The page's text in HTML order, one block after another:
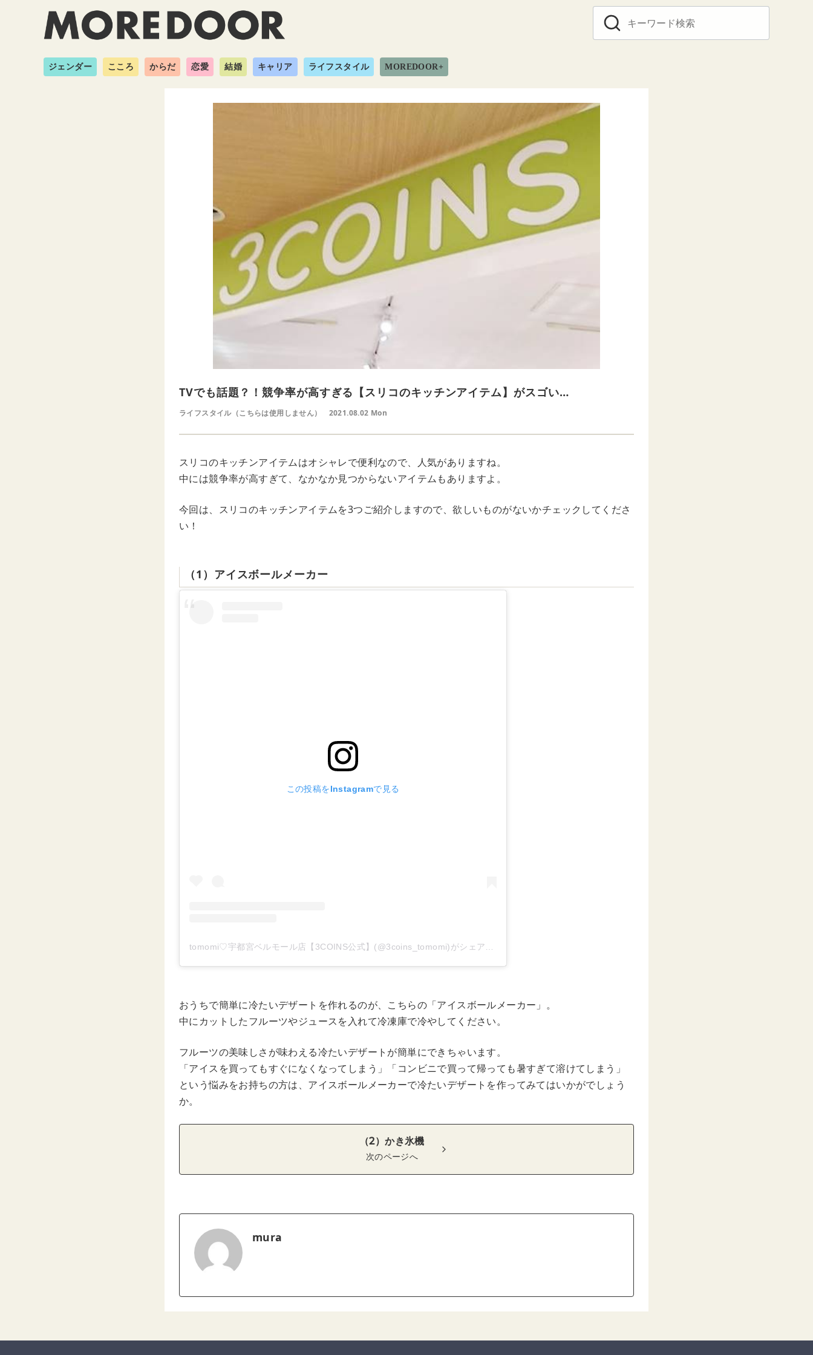
ジェンダー こころ からだ 恋愛 結婚 キャリア ライフスタイル MOREDOOR+
TVでも話題？！競争率が高すぎる【スリコのキッチンアイテム】がスゴい…
ライフスタイル（こちらは使用しません） 2021.08.02 Mon
スリコのキッチンアイテムはオシャレで便利なので、人気がありますね。
中には競争率が高すぎて、なかなか見つからないアイテムもありますよ。
今回は、スリコのキッチンアイテムを3つご紹介しますので、欲しいものがないかチェックしてくださ
い！
（1）アイスボールメーカー
この投稿をInstagramで見る
tomomi♡宇都宮ベルモール店【3COINS公式】(@3coins_tomomi)がシェアした投稿
おうちで簡単に冷たいデザートを作れるのが、こちらの「アイスボールメーカー」。
中にカットしたフルーツやジュースを入れて冷凍庫で冷やしてください。
フルーツの美味しさが味わえる冷たいデザートが簡単にできちゃいます。
「アイスを買ってもすぐになくなってしまう」「コンビニで買って帰っても暑すぎて溶けてしまう」
という悩みをお持ちの方は、アイスボールメーカーで冷たいデザートを作ってみてはいかがでしょう
か。
（2）かき氷機
次のページへ
mura